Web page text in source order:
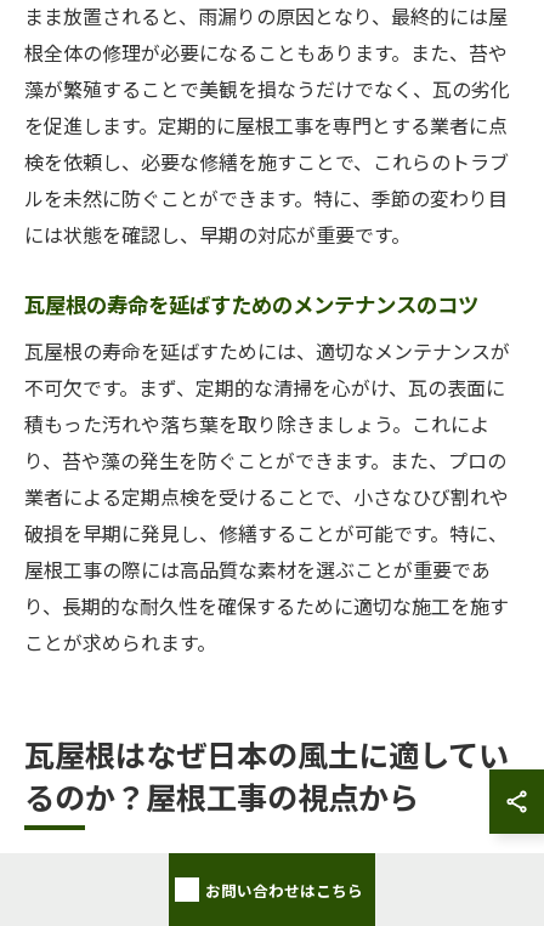
まま放置されると、雨漏りの原因となり、最終的には屋
根全体の修理が必要になることもあります。また、苔や
藻が繁殖することで美観を損なうだけでなく、瓦の劣化
を促進します。定期的に屋根工事を専門とする業者に点
検を依頼し、必要な修繕を施すことで、これらのトラブ
ルを未然に防ぐことができます。特に、季節の変わり目
には状態を確認し、早期の対応が重要です。
瓦屋根の寿命を延ばすためのメンテナンスのコツ
瓦屋根の寿命を延ばすためには、適切なメンテナンスが
不可欠です。まず、定期的な清掃を心がけ、瓦の表面に
積もった汚れや落ち葉を取り除きましょう。これによ
り、苔や藻の発生を防ぐことができます。また、プロの
業者による定期点検を受けることで、小さなひび割れや
破損を早期に発見し、修繕することが可能です。特に、
屋根工事の際には高品質な素材を選ぶことが重要であ
り、長期的な耐久性を確保するために適切な施工を施す
ことが求められます。
瓦屋根はなぜ日本の風土に適してい
るのか？屋根工事の視点から
日本の気候に合った瓦屋根の特性
お問い合わせはこちら